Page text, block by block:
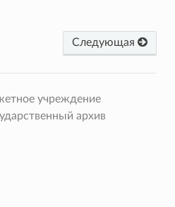
Следующая
учреждение
архив